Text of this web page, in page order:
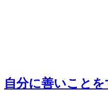
自分に善いこと